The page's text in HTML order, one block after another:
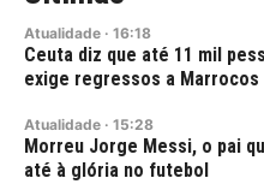
Atualidade · 16:18
Ceuta diz que até 11 mil
exige regressos a Marrocos
Atualidade · 15:28
Morreu Jorge Messi, o pai
até à glória no futebol